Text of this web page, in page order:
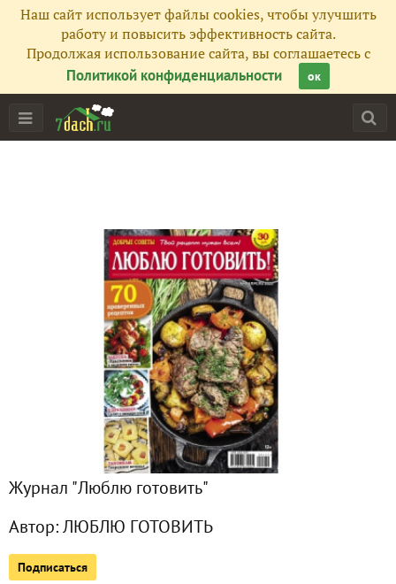
Наш сайт использует файлы cookies, чтобы улучшить
работу и повысить эффективность сайта.
Продолжая использование сайта, вы соглашаетесь с
Политикой конфиденциальности
ок
Журнал "Люблю готовить"
Автор:ЛЮБЛЮ ГОТОВИТЬ
Подписаться
Все публикации
Сейчас обсуждают
Что приготовить на 8 Марта: мастер-классы для мужчин
Кавказская кухня: рецепты ко Дню защитника Отечества
10 рецептов согревающих напитков
Легкое меню: 10 диетических рецептов
Птица к Рождеству: мастер-классы по приготовлению